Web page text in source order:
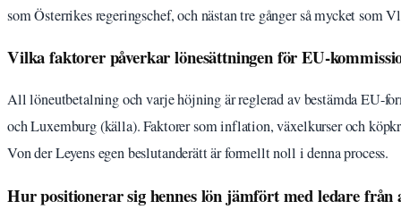
som Österrikes regeringschef, och nästan tre gånger så mycket
Vilka faktorer påverkar lönesättningen för EU-
All löneutbetalning och varje höjning är reglerad av bestämda EU-
och Luxemburg (källa). Faktorer som inflation, växelkurser och
Von der Leyens egen beslutanderätt är formellt noll i denna process.
Hur positionerar sig hennes lön jämfört med ledare från